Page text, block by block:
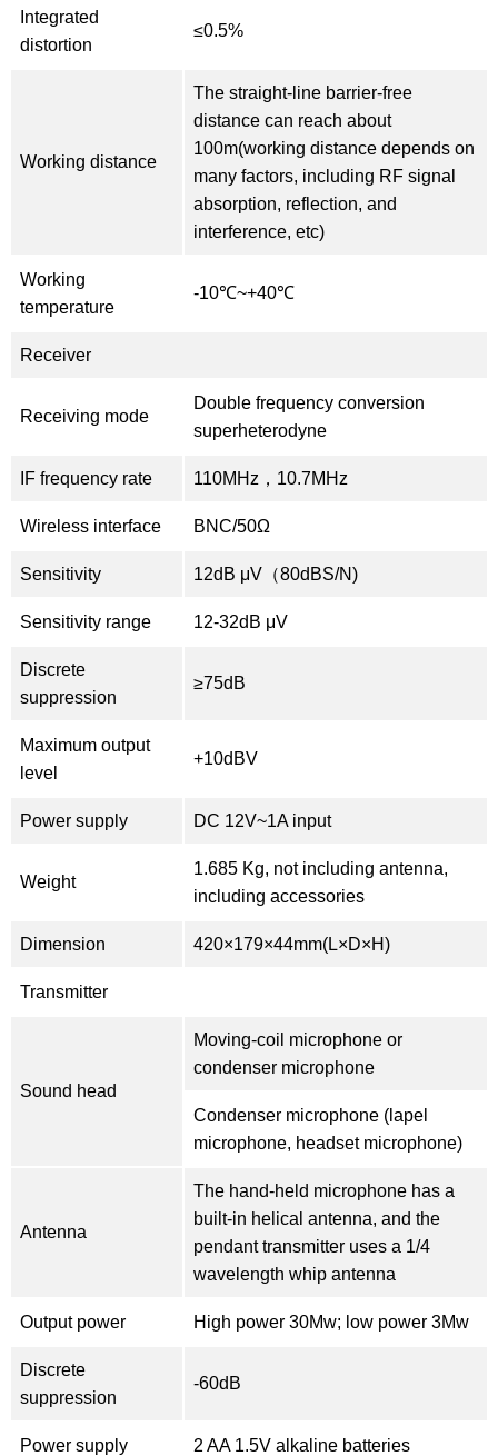
Integrated
distortion
≤0.5%
Working distance
The straight-line barrier-free
distance can reach about
100m(working distance depends on
many factors, including RF signal
absorption, reflection, and
interference, etc)
Working
temperature
-10℃~+40℃
Receiver
Receiving mode
Double frequency conversion
superheterodyne
IF frequency rate 110MHz，10.7MHz
Wireless interface BNC/50Ω
Sensitivity 12dB μV（80dBS/N)
Sensitivity range 12-32dB μV
Discrete
suppression
≥75dB
Maximum output
level
+10dBV
Power supply DC 12V~1A input
Weight
1.685 Kg, not including antenna,
including accessories
Dimension 420×179×44mm(L×D×H)
Transmitter
Sound head
Moving-coil microphone or
condenser microphone
Condenser microphone (lapel
microphone, headset microphone)
Antenna
The hand-held microphone has a
built-in helical antenna, and the
pendant transmitter uses a 1/4
wavelength whip antenna
Output power High power 30Mw; low power 3Mw
Discrete
suppression
-60dB
Power supply 2 AA 1.5V alkaline batteries